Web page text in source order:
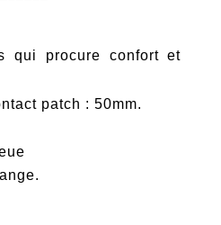
qui procure confort et
patch : 50mm.